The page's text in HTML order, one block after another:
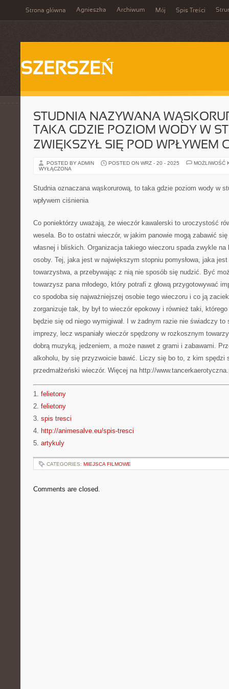
Strona główna Agnieszka Archiwum Mój Spis Treści
SZERSZEŃ
STUDNIA NAZYWANA
TAKA GDZIE POZIOM WODY W
ZWIĘKSZYŁ SIĘ POD WPŁYWEM
POSTED BY ADMIN POSTED ON WRZ - 20 - 2025
MOŻLIWOŚĆ
WYŁĄCZONA
Studnia oznaczana wąskorurową, to taka gdzie poziom wody w
wpływem ciśnienia
Co poniektórzy uważają, że wieczór kawalerski to uroczystość
wesela. Bo to ostatni wieczór, w jakim panowie mogą zabawić
własnej i bliskich. Organizacja takiego wieczoru spada zwykle
osoby. Tej, jaka jest w największym stopniu pomysłowa, jaka
towarzystwa, a przebywając z nią nie sposób się nudzić. Być
towarzysz pana młodego, który potrafi z głową przygotowywać
co spodoba się najważniejszej osobie tego wieczoru i co ją
zorganizuje tak, by był to wieczór epokowy i również taki,
będzie się od niego wymigiwał. I w żadnym razie nie świadczy
imprezy, lecz wspaniały wieczór spędzony w rozkosznym
dobrą muzyką, jedzeniem, a może nawet z grami i zabawami.
alkoholu, by się przyzwoicie bawić. Liczy się bo to, z kim spędzi
przedmałżeński wieczór. Więcej na http://
1. felietony
2. felietony
3. spis tresci
4. http://animesalve.eu/spis-tresci
5. artykuly
CATEGORIES: MIEJSCA FILMOWE
Comments are closed.